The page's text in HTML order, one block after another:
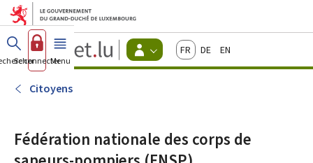
Aller au menu principal
Aller au contenu
Guichet.lu
Changer
d'espace
FrançaisDeutschEnglish
Se connecterMenu principal
Citoyens
Fédération nationale des corps de